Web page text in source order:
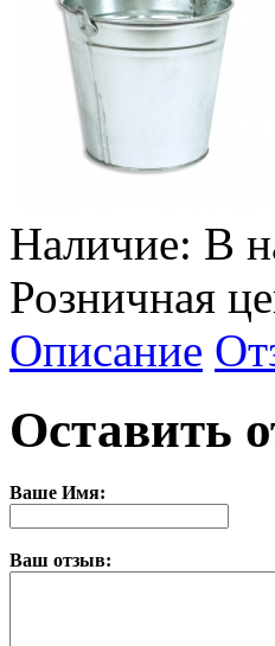
Наличие: В
Розничная
Описание
Оставить
Ваше Имя:
Ваш отзыв: